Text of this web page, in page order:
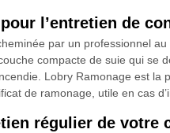
l’entretien de
par un professionnel
compacte de suie qui
Lobry Ramonage est
de ramonage, utile en cas
régulier de votre